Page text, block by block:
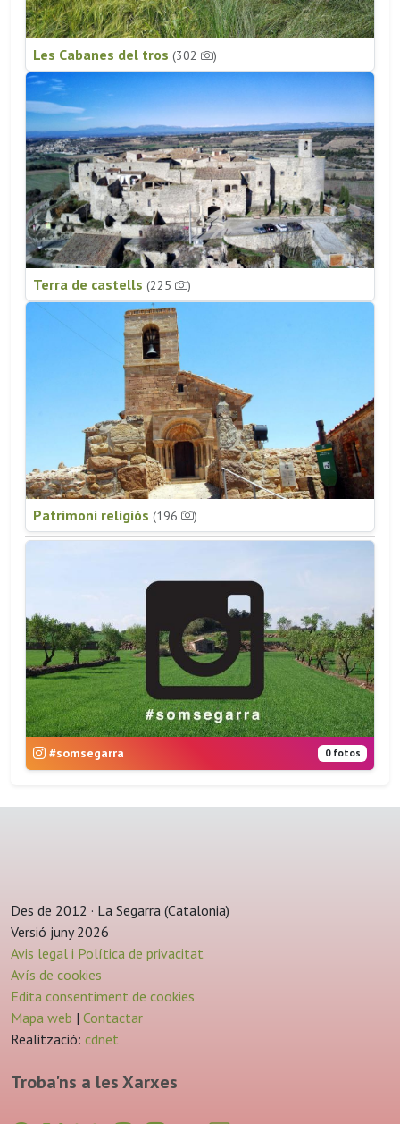
Les Cabanes del tros (302 )
Terra de castells (225 )
Patrimoni religiós (196 )
#somsegarra 0 fotos
Des de 2012 · La Segarra (Catalonia)
Versió juny 2026
Avis legal i Política de privacitat
Avís de cookies
Edita consentiment de cookies
Mapa web | Contactar
Realització: cdnet
Troba'ns a les Xarxes